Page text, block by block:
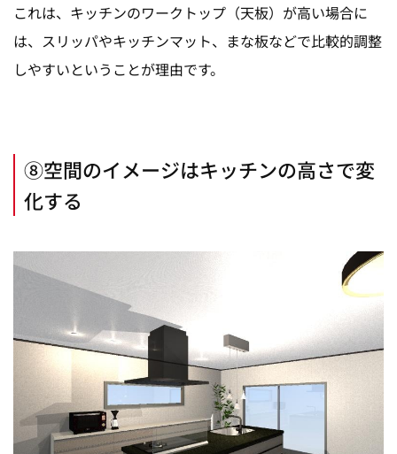
これは、キッチンのワークトップ（天板）が高い場合に
は、スリッパやキッチンマット、まな板などで比較的調整
しやすいということが理由です。
⑧空間のイメージはキッチンの高さで変
化する